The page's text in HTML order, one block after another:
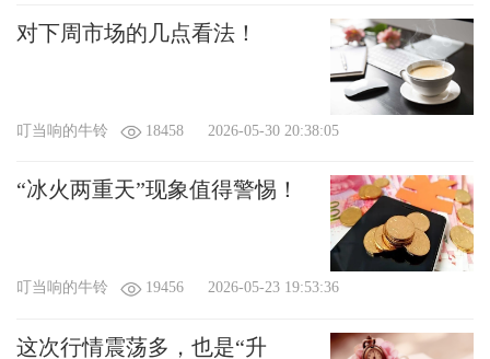
X 我要给“叮当响的牛铃”送鲜花
对下周市场的几点看法！
叮当响的牛铃 18458 2026-05-30 20:38:05
“冰火两重天”现象值得警惕！
叮当响的牛铃 19456 2026-05-23 19:53:36
这次行情震荡多，也是“升